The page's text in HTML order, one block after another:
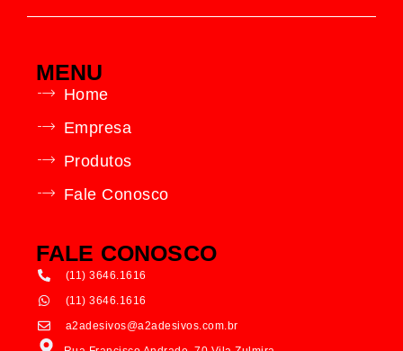
MENU
Home
Empresa
Produtos
Fale Conosco
FALE CONOSCO
(11) 3646.1616
(11) 3646.1616
a2adesivos@a2adesivos.com.br